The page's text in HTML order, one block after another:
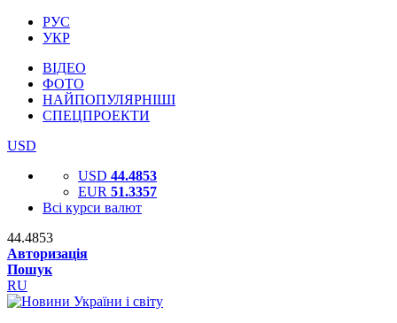
РУС
УКР
ВІДЕО
ФОТО
НАЙПОПУЛЯРНІШІ
СПЕЦПРОЕКТИ
USD
USD 44.4853
EUR 51.3357
Всі курси валют
44.4853
Авторизація
Пошук
RU